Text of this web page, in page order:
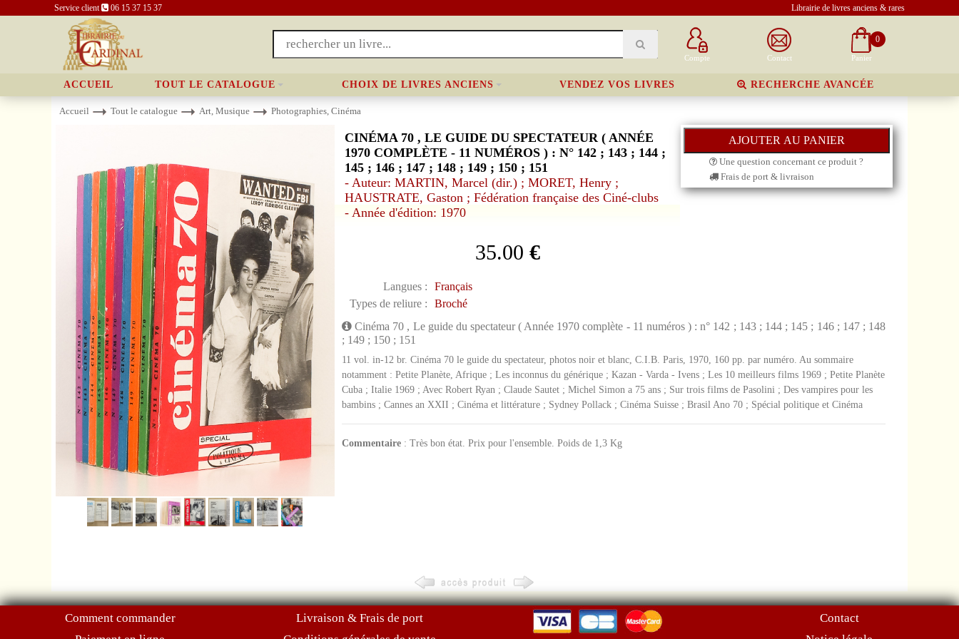
Service client 06 15 37 15 37 Librairie de livres anciens & rares
Compte Contact
0
Panier
ACCUEIL TOUT LE CATALOGUE CHOIX DE LIVRES ANCIENS VENDEZ VOS LIVRES RECHERCHE AVANCÉE
Accueil Tout le catalogue Art, Musique Photographies, Cinéma
CINÉMA 70 , LE GUIDE DU SPECTATEUR ( ANNÉE
1970 COMPLÈTE - 11 NUMÉROS ) : N° 142 ; 143 ; 144 ;
145 ; 146 ; 147 ; 148 ; 149 ; 150 ; 151
- Auteur: MARTIN, Marcel (dir.) ; MORET, Henry ;
HAUSTRATE, Gaston ; Fédération française des Ciné-clubs
- Année d'édition: 1970
35.00 €
Langues :
Français
Types de reliure :
Broché
Une question concernant ce produit ?
Frais de port & livraison
Cinéma 70 , Le guide du spectateur ( Année 1970 complète - 11 numéros ) : n° 142 ; 143 ; 144 ; 145 ; 146 ; 147 ; 148
; 149 ; 150 ; 151
11 vol. in-12 br. Cinéma 70 le guide du spectateur, photos noir et blanc, C.I.B. Paris, 1970, 160 pp. par numéro. Au sommaire
notamment : Petite Planète, Afrique ; Les inconnus du générique ; Kazan - Varda - Ivens ; Les 10 meilleurs films 1969 ; Petite Planète
Cuba ; Italie 1969 ; Avec Robert Ryan ; Claude Sautet ; Michel Simon a 75 ans ; Sur trois films de Pasolini ; Des vampires pour les
bambins ; Cannes an XXII ; Cinéma et littérature ; Sydney Pollack ; Cinéma Suisse ; Brasil Ano 70 ; Spécial politique et Cinéma
Commentaire: Très bon état. Prix pour l'ensemble. Poids de 1,3 Kg
Comment commander
Livraison & Frais de port
Contact